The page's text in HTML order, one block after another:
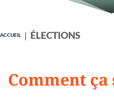
ACCUEIL ÉLECTIONS
Comment ça